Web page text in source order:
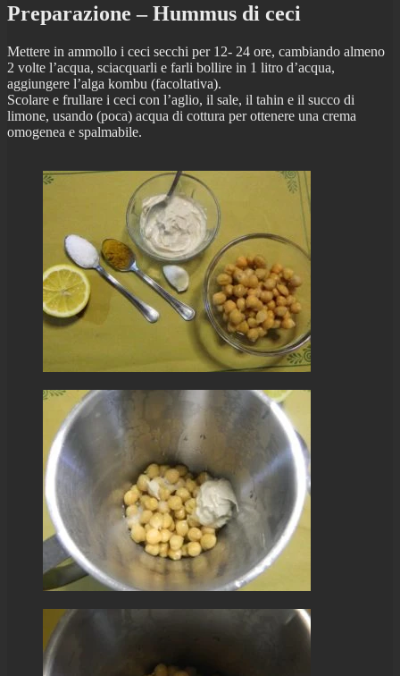
Preparazione – Hummus di ceci
Mettere in ammollo i ceci secchi per 12- 24 ore, cambiando almeno
2 volte l’acqua, sciacquarli e farli bollire in 1 litro d’acqua,
aggiungere l’alga kombu (facoltativa).
Scolare e frullare i ceci con l’aglio, il sale, il tahin e il succo di
limone, usando (poca) acqua di cottura per ottenere una crema
omogenea e spalmabile.